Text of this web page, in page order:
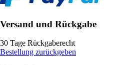
Versand und Rückgabe
30 Tage Rückgaberecht
Bestellung zurückgeben